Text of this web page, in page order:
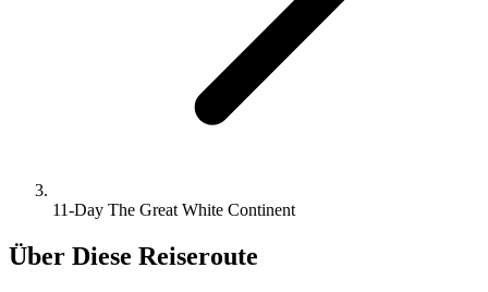
11-Day The Great White Continent
Über Diese Reiseroute